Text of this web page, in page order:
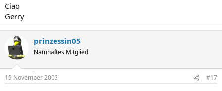
Ciao
Gerry
prinzessin05
Namhaftes Mitglied
19 November 2003 #17